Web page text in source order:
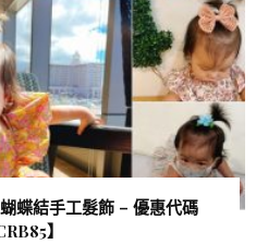
蝶結手工髮飾 – 優惠代碼
】